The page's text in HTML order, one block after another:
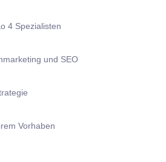
4 Spezialisten
und SEO
Vorhaben